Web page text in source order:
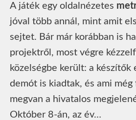
A játék egy oldalnézetes
jóval több annál, mint amit
sejtet. Bár már korábban is
projektről, most végre
közelségbe került: a készítők
demót is kiadtak, és ami még
megvan a hivatalos
Október 8-án, az év…